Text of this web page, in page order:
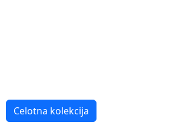
Celotna kolekcija